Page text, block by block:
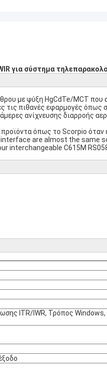
για σύστημα
με ψύξη HgCdTe/MCT
τις πιθανές εφαρμογές
ανίχνευσης διαρροής
όπως το Scorpio όταν
are almost the same
interchangeable C615M
ITR/IWR, Τρόπος Windows,